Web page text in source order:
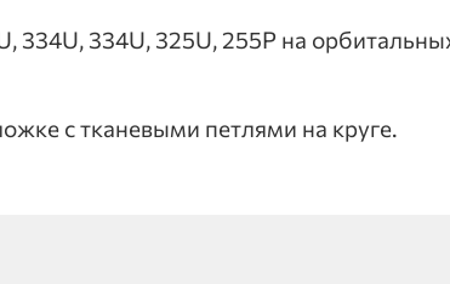
334U, 334U, 325U, 255P на
с тканевыми петлями на круге.